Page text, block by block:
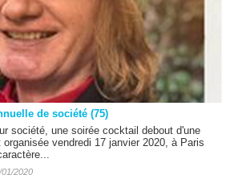
de société (75)
société, une soirée cocktail debout d'une
vendredi 17 janvier 2020, à Paris
2020